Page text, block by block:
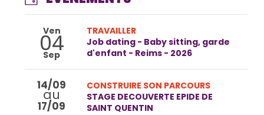
Ven
04
Sep
TRAVAILLER
Job dating - Baby sitting, garde
d'enfant - Reims - 2026
14/09
au
17/09
CONSTRUIRE SON PARCOURS
STAGE DECOUVERTE EPIDE DE
SAINT QUENTIN